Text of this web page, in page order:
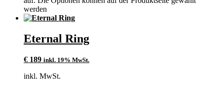
werden
Eternal Ring
€ 189 inkl. 19% MwSt.
inkl. MwSt.